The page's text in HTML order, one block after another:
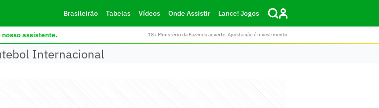
Brasileirão Tabelas Vídeos Onde Assistir Lance! Jogos
nosso assistente. 18+ Ministério da Fazenda adverte: Aposta não é investimento
Internacional